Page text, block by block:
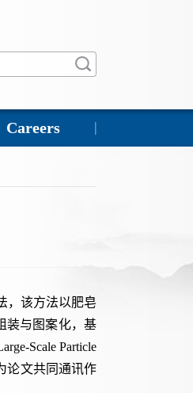
，该方法以肥皂
装与图案化，基
Scale Particle
论文共同通讯作